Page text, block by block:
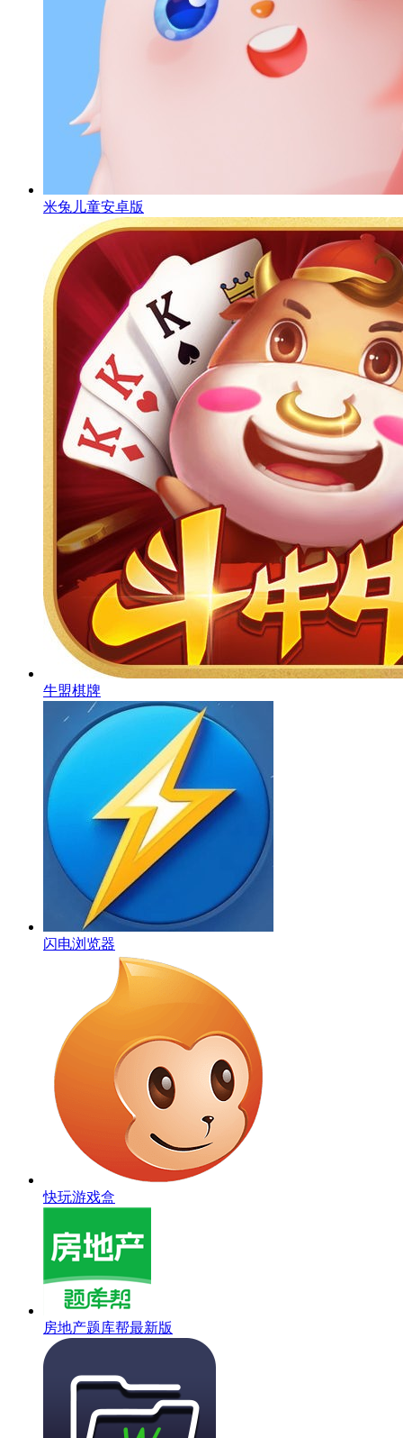
米兔儿童安卓版
牛盟棋牌
闪电浏览器
快玩游戏盒
房地产题库帮最新版